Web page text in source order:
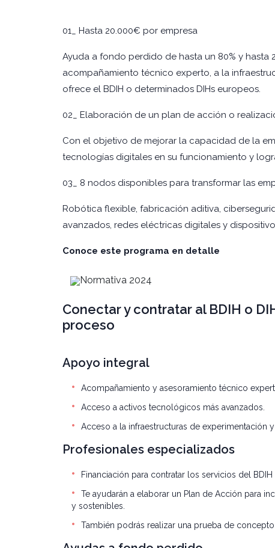
01_ Hasta 20.000€ por empresa
Ayuda a fondo perdido de hasta un 80% y
acompañamiento técnico experto, a la
ofrece el BDIH o determinados DIHs europeos.
02_ Elaboración de un plan de acción o
Con el objetivo de mejorar la capacidad de la
tecnologías digitales en su funcionamiento y
03_ 8 nodos disponibles para transformar las
Robótica flexible, fabricación aditiva,
avanzados, redes eléctricas digitales y
Conoce este programa en detalle
Normativa 2024
Conectar y contratar al BDIH o
proceso
Apoyo integral
Acompañamiento y asesoramiento técnico
Acceso a activos tecnológicos más avanzados.
Acceso a la infraestructuras de experimentación
Profesionales especializados
Financiación para contratar los servicios del BDIH
Te ayudarán a elaborar un Plan de Acción para
y sostenibles.
También podrás realizar una prueba de